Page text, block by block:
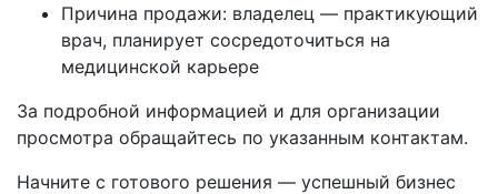
Причина продажи: владелец — практикующий
врач, планирует сосредоточиться на
медицинской карьере
За подробной информацией и для организации
просмотра обращайтесь по указанным контактам.
Начните с готового решения — успешный бизнес